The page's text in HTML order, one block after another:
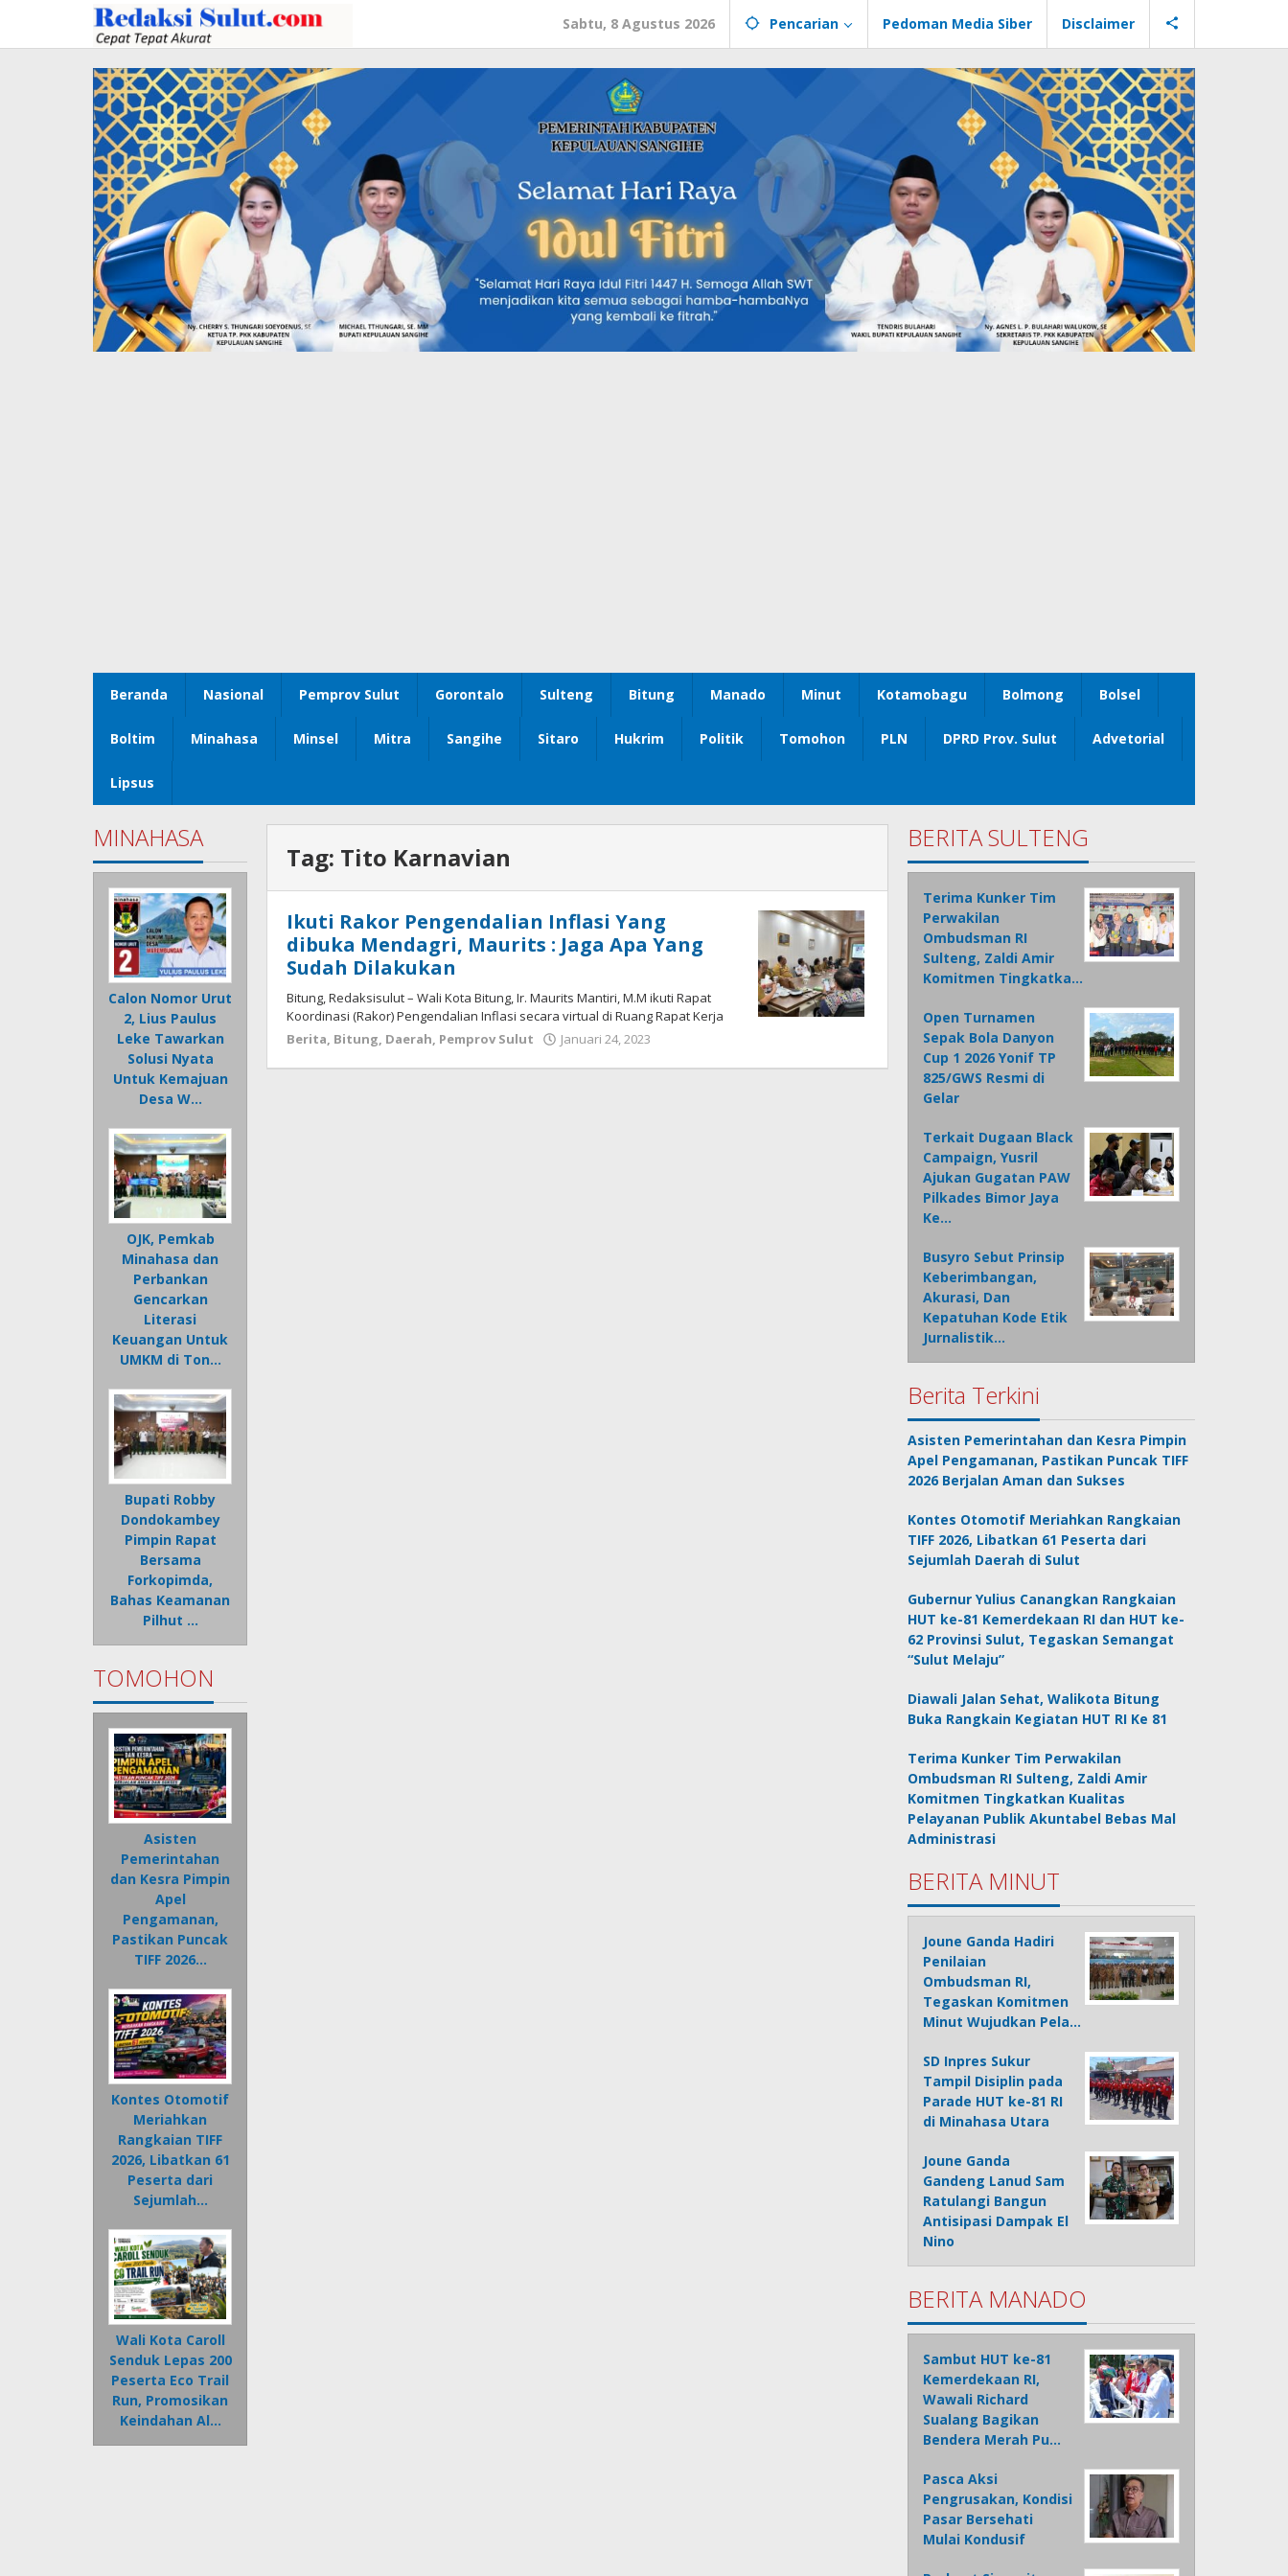
konten
Sabtu, 8 Agustus 2026 Pencarian Pedoman Media Siber Disclaimer
Beranda Nasional Pemprov Sulut Gorontalo Sulteng Bitung Manado Minut Kotamobagu Bolmong Bolsel
Boltim Minahasa Minsel Mitra Sangihe Sitaro Hukrim Politik Tomohon PLN DPRD Prov. Sulut Advetorial
Lipsus
MINAHASA
Calon Nomor Urut
2, Lius Paulus
Leke Tawarkan
Solusi Nyata
Untuk Kemajuan
Desa W…
OJK, Pemkab
Minahasa dan
Perbankan
Gencarkan
Literasi
Keuangan Untuk
UMKM di Ton…
Bupati Robby
Dondokambey
Pimpin Rapat
Bersama
Forkopimda,
Bahas Keamanan
Pilhut …
TOMOHON
Asisten
Pemerintahan
dan Kesra Pimpin
Apel
Pengamanan,
Pastikan Puncak
TIFF 2026…
Kontes Otomotif
Meriahkan
Rangkaian TIFF
2026, Libatkan 61
Peserta dari
Sejumlah…
Wali Kota Caroll
Senduk Lepas 200
Peserta Eco Trail
Run, Promosikan
Keindahan Al…
Tag: Tito Karnavian
Ikuti Rakor Pengendalian Inflasi Yang
dibuka Mendagri, Maurits : Jaga Apa Yang
Sudah Dilakukan
Bitung, Redaksisulut – Wali Kota Bitung, Ir. Maurits Mantiri, M.M ikuti Rapat
Koordinasi (Rakor) Pengendalian Inflasi secara virtual di Ruang Rapat Kerja
Berita, Bitung, Daerah, Pemprov Sulut Januari 24, 2023
BERITA SULTENG
Terima Kunker Tim
Perwakilan
Ombudsman RI
Sulteng, Zaldi Amir
Komitmen Tingkatka…
Open Turnamen
Sepak Bola Danyon
Cup 1 2026 Yonif TP
825/GWS Resmi di
Gelar
Terkait Dugaan Black
Campaign, Yusril
Ajukan Gugatan PAW
Pilkades Bimor Jaya
Ke…
Busyro Sebut Prinsip
Keberimbangan,
Akurasi, Dan
Kepatuhan Kode Etik
Jurnalistik…
Berita Terkini
Asisten Pemerintahan dan Kesra Pimpin
Apel Pengamanan, Pastikan Puncak TIFF
2026 Berjalan Aman dan Sukses
Kontes Otomotif Meriahkan Rangkaian
TIFF 2026, Libatkan 61 Peserta dari
Sejumlah Daerah di Sulut
Gubernur Yulius Canangkan Rangkaian
HUT ke-81 Kemerdekaan RI dan HUT ke-
62 Provinsi Sulut, Tegaskan Semangat
“Sulut Melaju”
Diawali Jalan Sehat, Walikota Bitung
Buka Rangkain Kegiatan HUT RI Ke 81
Terima Kunker Tim Perwakilan
Ombudsman RI Sulteng, Zaldi Amir
Komitmen Tingkatkan Kualitas
Pelayanan Publik Akuntabel Bebas Mal
Administrasi
BERITA MINUT
Joune Ganda Hadiri
Penilaian
Ombudsman RI,
Tegaskan Komitmen
Minut Wujudkan Pela…
SD Inpres Sukur
Tampil Disiplin pada
Parade HUT ke-81 RI
di Minahasa Utara
Joune Ganda
Gandeng Lanud Sam
Ratulangi Bangun
Antisipasi Dampak El
Nino
BERITA MANADO
Sambut HUT ke-81
Kemerdekaan RI,
Wawali Richard
Sualang Bagikan
Bendera Merah Pu…
Pasca Aksi
Pengrusakan, Kondisi
Pasar Bersehati
Mulai Kondusif